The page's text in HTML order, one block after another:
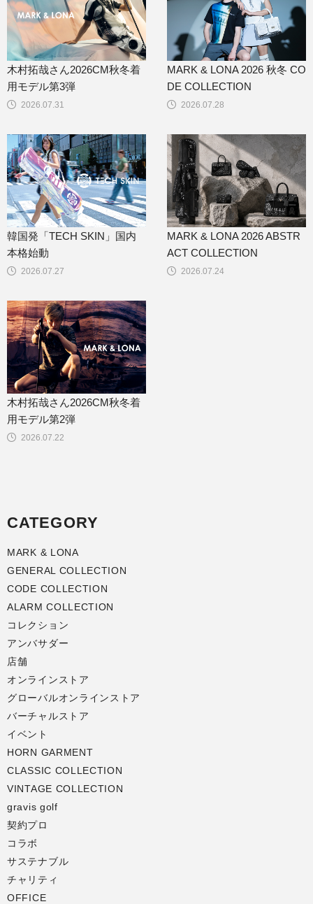
2026.07.31
木村拓哉さん2026CM秋冬着
用モデル第3弾
2026.07.28
MARK & LONA 2026 秋冬 CO
DE COLLECTION
2026.07.27
韓国発「TECH SKIN」国内
本格始動
2026.07.24
MARK & LONA 2026 ABSTR
ACT COLLECTION
2026.07.22
木村拓哉さん2026CM秋冬着
用モデル第2弾
CATEGORY
MARK & LONA
GENERAL COLLECTION
CODE COLLECTION
ALARM COLLECTION
コレクション
アンバサダー
店舗
オンラインストア
グローバルオンラインストア
バーチャルストア
イベント
HORN GARMENT
CLASSIC COLLECTION
VINTAGE COLLECTION
gravis golf
契約プロ
コラボ
サステナブル
チャリティ
OFFICE